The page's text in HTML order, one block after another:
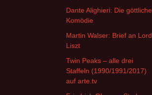
Dante Alighieri: Die göttliche
Komödie
Martin Walser: Brief an Lord
Liszt
Twin Peaks – alle drei
Staffeln (1990/1991/2017)
auf arte.tv